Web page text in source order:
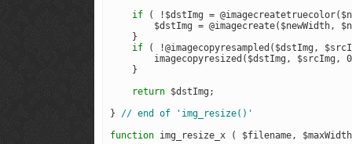
if ( !$dstImg =
$dstImg = @imagecreate($newWidth,
    }
if ( !@imagecopyresampled($dstImg,
imagecopyresized($dstImg, $srcImg,
    }
return $dstImg;
}
function img_resize_x ( $filename,